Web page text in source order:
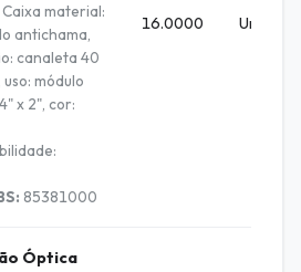
material:
antichama,
canaleta 40
módulo
x 2", cor:
85381000
16.0000 Unidade
Óptica